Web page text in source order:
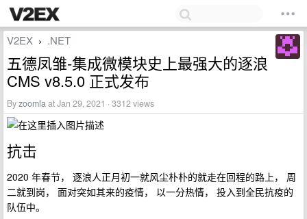
V2EX › .NET
五德凤雏-集成微模块史上最强大的逐浪
CMS v8.5.0 正式发布
Byzoomlaat Jan 29, 2021 · 3312 views
抗击
2020 年春节， 逐浪人正月初一就风尘朴朴的就走在回程的路上， 周
二就到岗， 面对突如其来的疫情， 以一分热情， 投入到全民抗疫的
队伍中。